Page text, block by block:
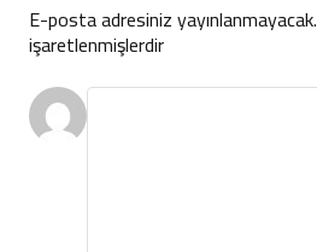
E-posta adresiniz yayınlanmayacak.
işaretlenmişlerdir